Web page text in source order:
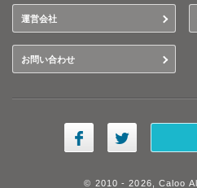
運営会社
お問い合わせ
© 2010 - 2026, Caloo